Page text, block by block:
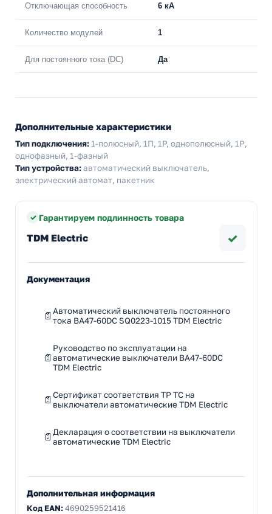
Отключающая способность 6 кА
Количество модулей 1
Для постоянного тока (DC) Да
Дополнительные характеристики
Тип подключения:1-полюсный, 1П, 1P, однополюсный, 1Р,
однофазный, 1-фазный
Тип устройства:автоматический выключатель,
электрический автомат, пакетник
Гарантируем подлинность товара
TDM Electric ✓
Документация
Автоматический выключатель постоянного
тока ВА47-60DC SQ0223-1015 TDM Electric
Руководство по эксплуатации на
автоматические выключатели ВА47-60DC
TDM Electric
Сертификат соответствия ТР ТС на
выключатели автоматические TDM Electric
Декларация о соответствии на выключатели
автоматические TDM Electric
Дополнительная информация
Код EAN:4690259521416